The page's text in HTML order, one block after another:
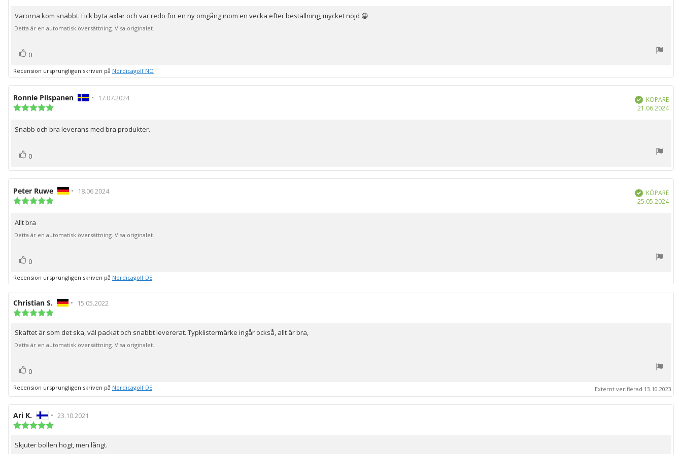
5
stjärnor
Recensionstext:
Varorna kom snabbt. Fick byta axlar och var redo för en ny omgång inom en vecka efter beställning, mycket nöjd 😀
Detta är en automatisk översättning. Visa originalet.
Rösta
0
Recension ursprungligen skriven på Nordicagolf NO
Recensionsförfattare:
Ronnie Piispanen • Recensionsdatum:
17.07.2024
5
Bekräftad
KÖPARE
21.06.2024
Recensionstext:
Snabb och bra leverans med bra produkter.
Rösta
upp
0
Recensionsförfattare:
Peter Ruwe • Recensionsdatum:
18.06.2024
stjärnor
Bekräftad
KÖPARE
25.05.2024
Recensionstext:
Allt bra
Detta är en automatisk översättning. Visa originalet.
Rösta
0
Recension ursprungligen skriven på Nordicagolf DE
Recensionsförfattare:
Christian S. • Recensionsdatum:
15.05.2022
utav
5
stjärnor
Recensionstext:
Skaftet är som det ska, väl packat och snabbt levererat. Typklistermärke ingår också, allt är bra,
Detta är en automatisk översättning. Visa originalet.
Rösta
0
Recension ursprungligen skriven på Nordicagolf DE Externt verifierad 13.10.2023
Recensionsförfattare:
Ari K. • Recensionsdatum:
23.10.2021
utav
5
Recensionstext:
Skjuter bollen högt, men långt.